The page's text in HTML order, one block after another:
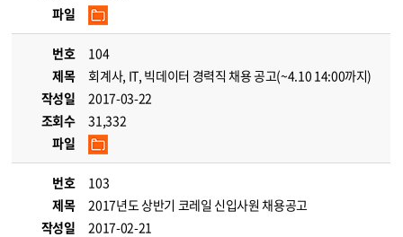
파일
번호
104
제목
회계사, IT, 빅데이터 경력직 채용 공고(~4.10 14:00까지)
작성일
2017-03-22
조회수
31,332
파일
번호
103
제목
2017년도 상반기 코레일 신입사원 채용공고
작성일
2017-02-21